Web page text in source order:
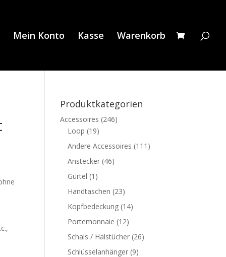
Mein Konto Kasse Warenkorb
Produktkategorien
Accessoires (246)
Loop (19)
Andere Accessoires (111)
Anstecker (46)
Gürtel (1)
Handtaschen (23)
Kopfbedeckung (14)
Portemonnaie (12)
Schals / Halstücher (26)
Schlüsselanhänger (9)